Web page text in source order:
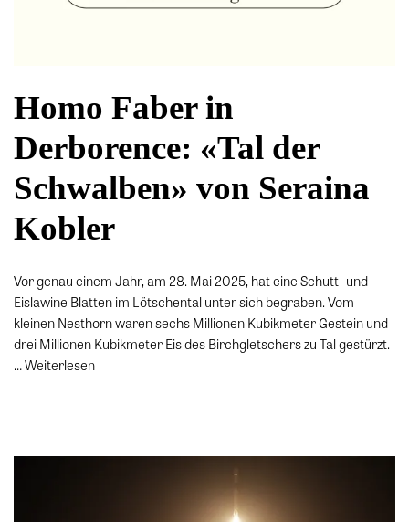
Homo Faber in
Derborence: «Tal der
Schwalben» von Seraina
Kobler
Vor genau einem Jahr, am 28. Mai 2025, hat eine Schutt- und
Eislawine Blatten im Lötschental unter sich begraben. Vom
kleinen Nesthorn waren sechs Millionen Kubikmeter Gestein und
drei Millionen Kubikmeter Eis des Birchgletschers zu Tal gestürzt.
…Weiterlesen